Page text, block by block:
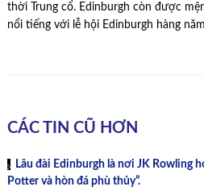
thời Trung cổ. Edinburgh còn được
nổi tiếng với lễ hội Edinburgh hàng
CÁC TIN CŨ HƠN
Lâu đài Edinburgh là nơi JK Rowling
Potter và hòn đá phù thủy”.